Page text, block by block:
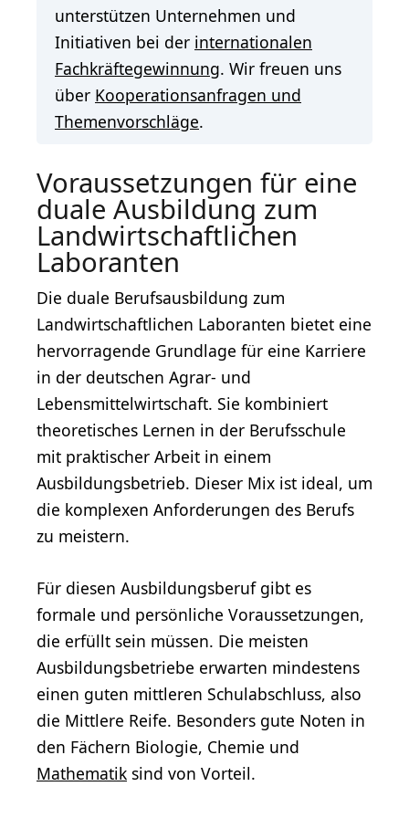
unterstützen Unternehmen und
Initiativen bei der internationalen
Fachkräftegewinnung. Wir freuen uns
über Kooperationsanfragen und
Themenvorschläge.
Voraussetzungen für eine
duale Ausbildung zum
Landwirtschaftlichen
Laboranten
Die duale Berufsausbildung zum
Landwirtschaftlichen Laboranten bietet eine
hervorragende Grundlage für eine Karriere
in der deutschen Agrar- und
Lebensmittelwirtschaft. Sie kombiniert
theoretisches Lernen in der Berufsschule
mit praktischer Arbeit in einem
Ausbildungsbetrieb. Dieser Mix ist ideal, um
die komplexen Anforderungen des Berufs
zu meistern.
Für diesen Ausbildungsberuf gibt es
formale und persönliche Voraussetzungen,
die erfüllt sein müssen. Die meisten
Ausbildungsbetriebe erwarten mindestens
einen guten mittleren Schulabschluss, also
die Mittlere Reife. Besonders gute Noten in
den Fächern Biologie, Chemie und
Mathematik sind von Vorteil.